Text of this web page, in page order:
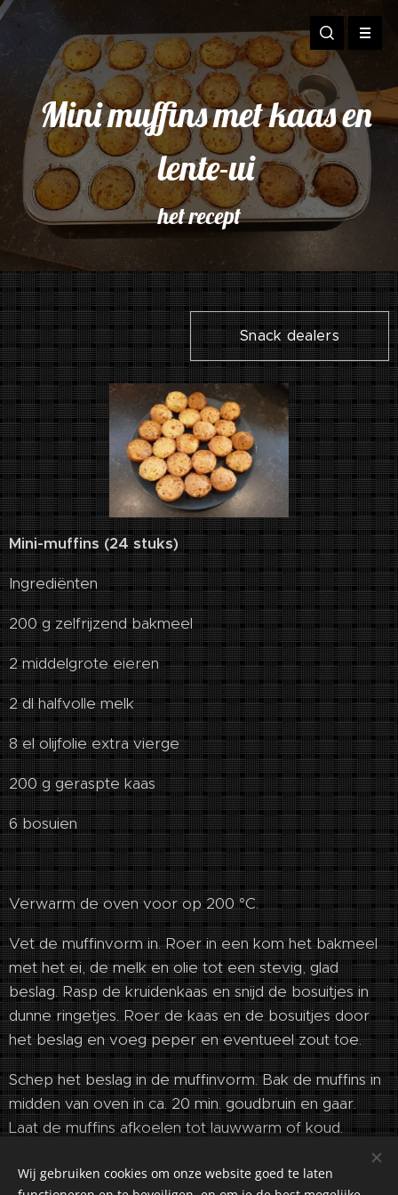
Mini muffins met kaas en
lente-ui
het recept
Snack dealers
Mini-muffins (24 stuks)
Ingrediënten
200 g zelfrijzend bakmeel
2 middelgrote eieren
2 dl halfvolle melk
8 el olijfolie extra vierge
200 g geraspte kaas
6 bosuien
Verwarm de oven voor op 200 °C.
Vet de muffinvorm in. Roer in een kom het bakmeel
met het ei, de melk en olie tot een stevig, glad
beslag. Rasp de kruidenkaas en snijd de bosuitjes in
dunne ringetjes. Roer de kaas en de bosuitjes door
het beslag en voeg peper en eventueel zout toe.
Schep het beslag in de muffinvorm. Bak de muffins in
midden van oven in ca. 20 min. goudbruin en gaar.
Laat de muffins afkoelen tot lauwwarm of koud.
Wij gebruiken cookies om onze website goed te laten